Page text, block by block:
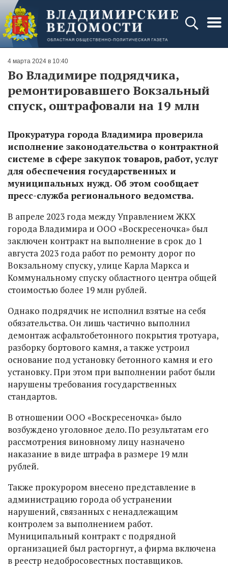
4 марта 2024 в 10:40
Во Владимире подрядчика,
ремонтировавшего Вокзальный
спуск, оштрафовали на 19 млн
Прокуратура города Владимира проверила
исполнение законодательства о контрактной
системе в сфере закупок товаров, работ, услуг
для обеспечения государственных и
муниципальных нужд. Об этом сообщает
пресс-служба регионального ведомства.
В апреле 2023 года между Управлением ЖКХ
города Владимира и ООО «Воскресеночка» был
заключен контракт на выполнение в срок до 1
августа 2023 года работ по ремонту дорог по
Вокзальному спуску, улице Карла Маркса и
Коммунальному спуску областного центра общей
стоимостью более 19 млн рублей.
Однако подрядчик не исполнил взятые на себя
обязательства. Он лишь частично выполнил
демонтаж асфальтобетонного покрытия тротуара,
разборку бортового камня, а также устроил
основание под установку бетонного камня и его
установку. При этом при выполнении работ были
нарушены требования государственных
стандартов.
В отношении ООО «Воскресеночка» было
возбуждено уголовное дело. По результатам его
рассмотрения виновному лицу назначено
наказание в виде штрафа в размере 19 млн
рублей.
Также прокурором внесено представление в
администрацию города об устранении
нарушений, связанных с ненадлежащим
контролем за выполнением работ.
Муниципальный контракт с подрядной
организацией был расторгнут, а фирма включена
в реестр недобросовестных поставщиков.